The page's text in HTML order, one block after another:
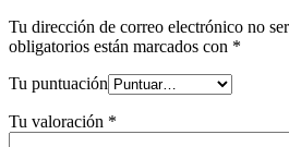
Tu dirección de correo electrónico no
obligatorios están marcados con *
Tu puntuación
Tu valoración *